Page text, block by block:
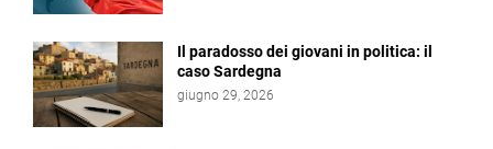
Il paradosso dei giovani in politica: il
caso Sardegna
giugno 29, 2026